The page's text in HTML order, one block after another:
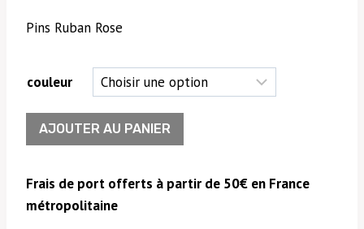
Pins Ruban Rose
couleur
quantité
de
Ruban
rose
AJOUTER AU PANIER
Frais de port offerts à partir de 50€ en France
métropolitaine